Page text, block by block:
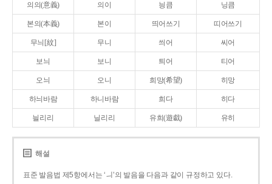
의의(意義) 의이 닁큼 닝큼
본의(本義) 본이 띄어쓰기 띠어쓰기
무늬[紋] 무니 씌어 씨어
보늬 보니 틔어 티어
오늬 오니 희망(希望) 히망
하늬바람 하니바람 희다 히다
늴리리 닐리리 유희(遊戱) 유히
해설
표준 발음법 제5항에서는 ‘ㅢ’의 발음을 다음과 같이 규정하고 있다.